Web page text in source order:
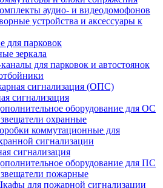
аудио- и видеодомофонов
устройства и аксессуары к
для парковок
зеркала
для парковок и автостоянок
сигнализация (ОПС)
сигнализация
оборудование для ОС
охранные
коммутационные для
сигнализации
сигнализация
оборудование для ПС
пожарные
для пожарной сигнализации